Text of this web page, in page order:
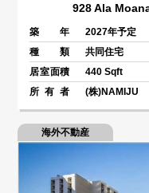
928 Ala
築 年
2027年予定
種 類
共同住宅
居室面積
440 Sqft
所 有 者
(株)NAMIJU
海外不動産